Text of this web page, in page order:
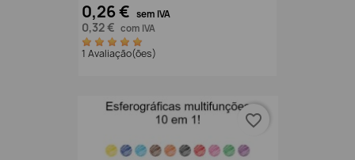
0,26 € sem IVA
0,32 € com IVA
1 Avaliação(ões)
favorite_border